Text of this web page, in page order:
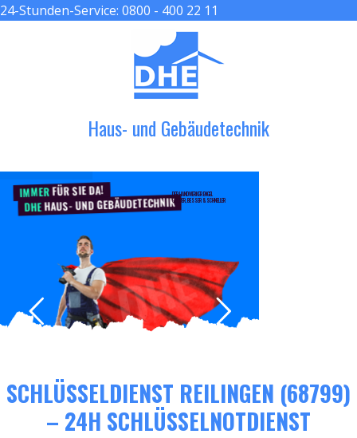
24-Stunden-Service: 0800 - 400 22 11
Haus- und Gebäudetechnik
IMMERFÜR SIE DA!
DHEHAUS- UND GEBÄUDETECHNIK
DER HANDWERKER ENGEL
GRÖßER, BESSER & SCHNELLER
SCHLÜSSELDIENST REILINGEN (68799)
– 24H SCHLÜSSELNOTDIENST